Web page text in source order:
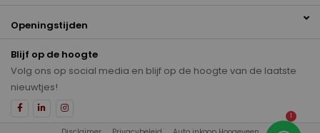
Openingstijden
Blijf op de hoogte
Volg ons op social media en blijf op de hoogte van de laatste
nieuwtjes!
1